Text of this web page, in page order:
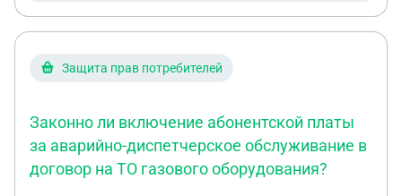
Защита прав потребителей
Законно ли включение абонентской платы
за аварийно-диспетчерское обслуживание в
договор на ТО газового оборудования?